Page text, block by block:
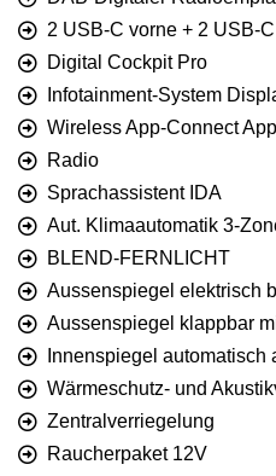
2 USB-C vorne + 2 USB-
Digital Cockpit Pro
Infotainment-System
Wireless App-Connect
Radio
Sprachassistent IDA
Aut. Klimaautomatik 3-
BLEND-FERNLICHT
Aussenspiegel elektrisch
Aussenspiegel klappbar
Innenspiegel automatisch
Wärmeschutz- und
Zentralverriegelung
Raucherpaket 12V